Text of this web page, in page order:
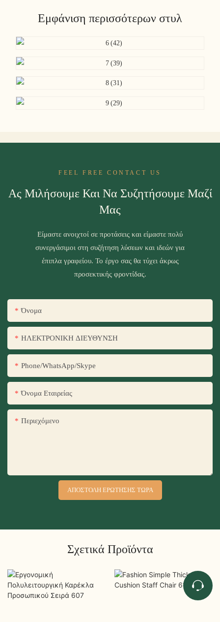
Εμφάνιση περισσότερων στυλ
FEEL FREE CONTACT US
Ας Μιλήσουμε Και Να Συζητήσουμε Μαζί
Μας
Είμαστε ανοιχτοί σε προτάσεις και είμαστε πολύ
συνεργάσιμοι στη συζήτηση λύσεων και ιδεών για
έπιπλα γραφείου. Το έργο σας θα τύχει άκρως
προσεκτικής φροντίδας.
Όνομα
ΗΛΕΚΤΡΟΝΙΚΗ ΔΙΕΥΘΥΝΣΗ
Phone/WhatsApp/Skype
Όνομα Εταιρείας
Περιεχόμενο
ΑΠΟΣΤΟΛΉ ΕΡΏΤΗΣΗΣ ΤΏΡΑ
Σχετικά Προϊόντα